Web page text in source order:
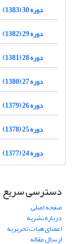
دوره 30 (1383)
دوره 29 (1382)
دوره 28 (1381)
دوره 27 (1380)
دوره 26 (1379)
دوره 25 (1378)
دوره 24 (1377)
دسترسی سریع
صفحه اصلی
درباره نشریه
اعضای هیات تحریریه
ارسال مقاله